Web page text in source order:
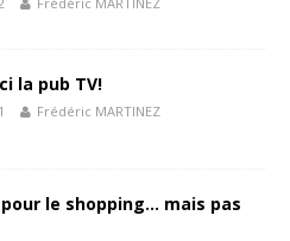
la pub TV!
Frédéric MARTINEZ
le shopping… mais pas